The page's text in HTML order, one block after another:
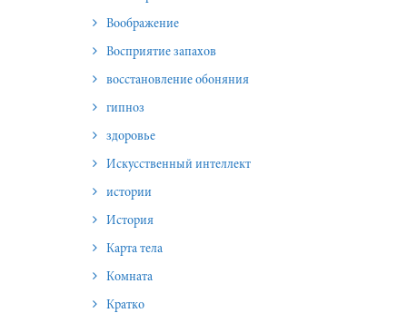
Воображение
Восприятие запахов
восстановление обоняния
гипноз
здоровье
Искусственный интеллект
истории
История
Карта тела
Комната
Кратко